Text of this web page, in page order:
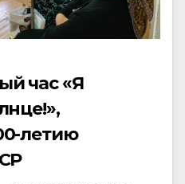
час «Я
летию